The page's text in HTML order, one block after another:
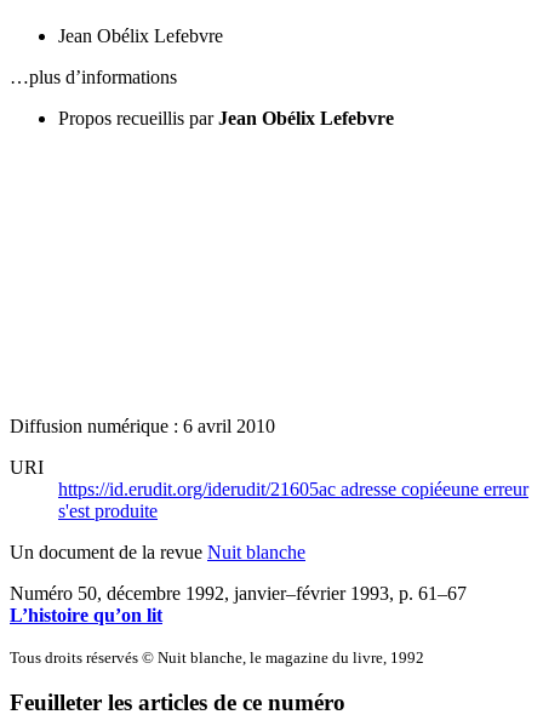
Jean Obélix Lefebvre
…plus d’informations
Propos recueillis par Jean Obélix Lefebvre
Diffusion numérique : 6 avril 2010
URI
https://id.erudit.org/iderudit/21605ac adresse copiéeune erreur
s'est produite
Un document de la revue Nuit blanche
Numéro 50, décembre 1992, janvier–février 1993, p. 61–67
L’histoire qu’on lit
Tous droits réservés © Nuit blanche, le magazine du livre, 1992
Feuilleter les articles de ce numéro